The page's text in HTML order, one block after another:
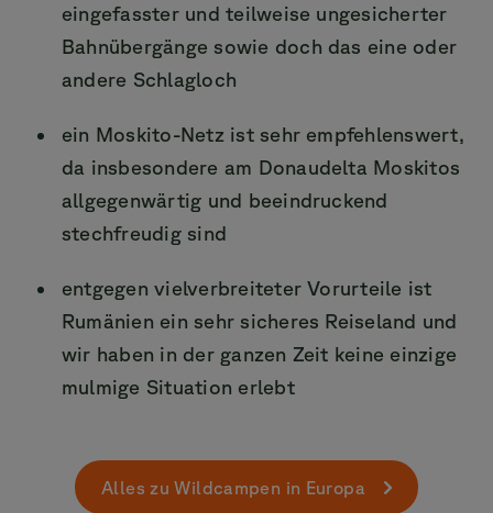
eingefasster und teilweise ungesicherter
Bahnübergänge sowie doch das eine oder
andere Schlagloch
ein Moskito-Netz ist sehr empfehlenswert,
da insbesondere am Donaudelta Moskitos
allgegenwärtig und beeindruckend
stechfreudig sind
entgegen vielverbreiteter Vorurteile ist
Rumänien ein sehr sicheres Reiseland und
wir haben in der ganzen Zeit keine einzige
mulmige Situation erlebt
Alles zu Wildcampen in Europa